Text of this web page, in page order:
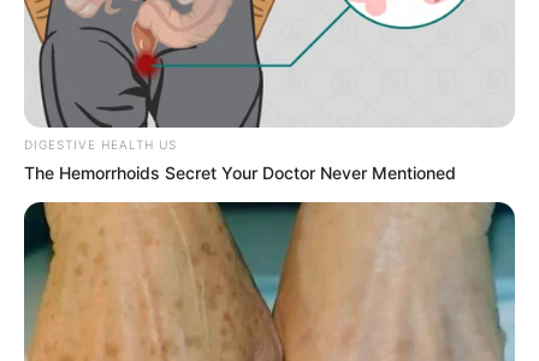
cáncer: ¿Remedio
natural o mito sin
confirmar?
La guanábana, también conocida como Annona
muricata, es una fruta tropical que se encuentra
en diversas regiones del mundo y se ha
popularizado por sus supuestos beneficios
medicinales, entre ellos la lucha contra distintos
tipos de cáncer. Sin embargo, la evidencia
DIGESTIVE HEALTH US
The Hemorrhoids Secret Your Doctor Never Mentioned